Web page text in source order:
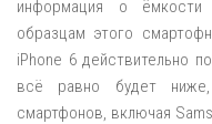
информация о ёмкости
образцам этого
iPhone 6 действительно
всё равно будет
смартфонов, включая